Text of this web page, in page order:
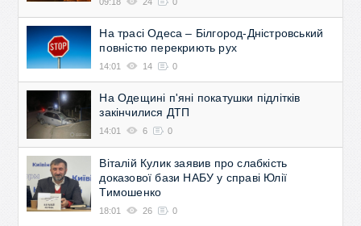
На трасі Одеса – Білгород-Дністровський
повністю перекриють рух
14:01 14 0
На Одещині п'яні покатушки підлітків
закінчилися ДТП
14:01 6 0
Віталій Кулик заявив про слабкість
доказової бази НАБУ у справі Юлії
Тимошенко
18:01 26 0